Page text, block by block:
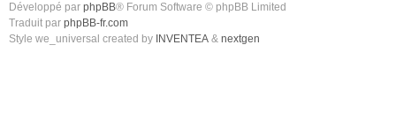
Développé par phpBB® Forum Software © phpBB Limited
Traduit par phpBB-fr.com
Style we_universal created by INVENTEA & nextgen